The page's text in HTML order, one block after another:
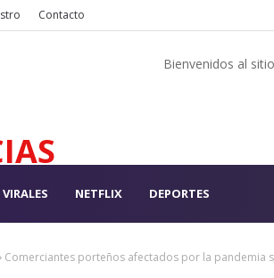
Contacto
Bienvenidos al
VIRALES NETFLIX DEPORTES
Comerciantes porteños afectados por la pandemia